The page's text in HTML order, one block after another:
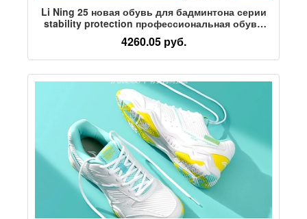
Li Ning 25 новая обувь для бадминтона серии
stability protection профессиональная обувь
для соревнований для мужчин и женщин с
одинаковой спортивной обувью scud
4260.05 руб.